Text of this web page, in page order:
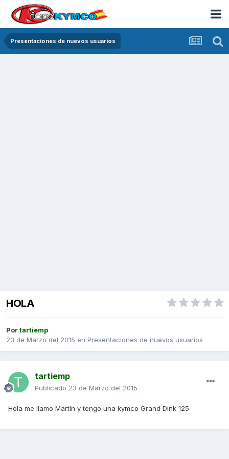
Presentaciones de nuevos usuarios
HOLA
Portartiemp
23 de Marzo del 2015 en Presentaciones de nuevos usuarios
tartiemp
Publicado 23 de Marzo del 2015
Hola me llamo Martín y tengo una kymco Grand Dink 125